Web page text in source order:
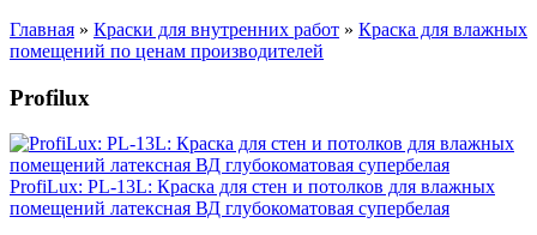
Главная » Краски для внутренних работ » Краска для влажных
помещений по ценам производителей
Profilux
ProfiLux: PL-13L: Краска для стен и потолков для влажных
помещений латексная ВД глубокоматовая супербелая